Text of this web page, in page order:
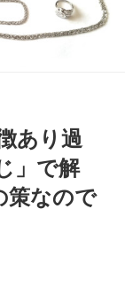
あり過
」で解
策なので